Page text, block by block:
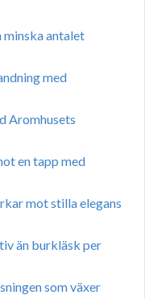
antalet
med
Aromhusets
en tapp med
mot stilla elegans
än burkläsk per
som växer